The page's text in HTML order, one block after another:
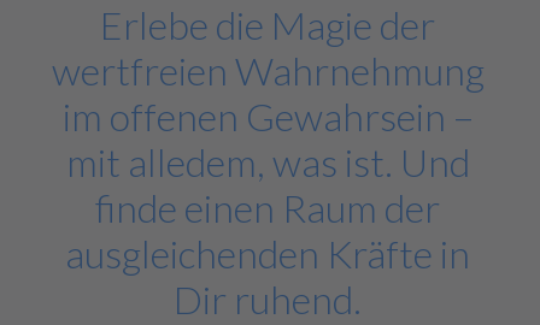
Erlebe die Magie der
wertfreien Wahrnehmung
im offenen Gewahrsein –
mit alledem, was ist. Und
finde einen Raum der
ausgleichenden Kräfte in
Dir ruhend.